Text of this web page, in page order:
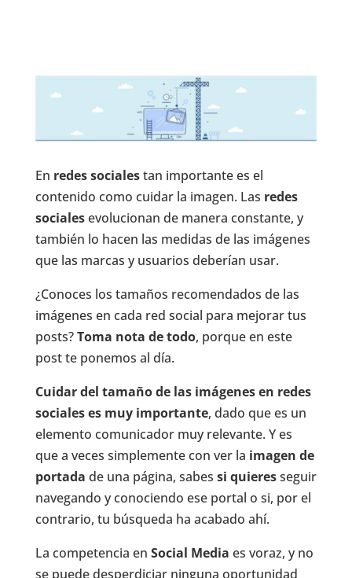
En redes socialestan importante es el
contenido como cuidar la imagen. Las redes
socialesevolucionan de manera constante, y
también lo hacen las medidas de las imágenes
que las marcas y usuarios deberían usar.
¿Conoces los tamaños recomendados de las
imágenes en cada red social para mejorar tus
posts?Toma nota de todo, porque en este
post te ponemos al día.
Cuidar del tamaño de las imágenes en redes
sociales es muy importante, dado que es un
elemento comunicador muy relevante. Y es
que a veces simplemente con ver la imagen de
portada de una página, sabes si quieresseguir
navegando y conociendo ese portal o si, por el
contrario, tu búsqueda ha acabado ahí.
La competencia en Social Media es voraz, y no
se puede desperdiciar ninguna oportunidad